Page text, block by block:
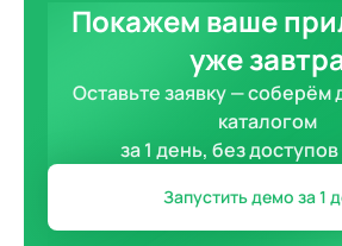
Покажем ваше
уже
Оставьте заявку — соберём
каталогом
за 1 день, без доступов
Запустить демо за 1